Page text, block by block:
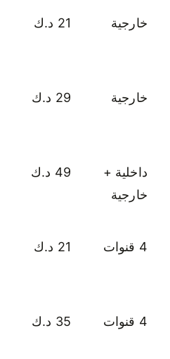
خارجية 21 د.ك
خارجية 29 د.ك
داخلية +
خارجية
49 د.ك
4 قنوات 21 د.ك
4 قنوات 35 د.ك